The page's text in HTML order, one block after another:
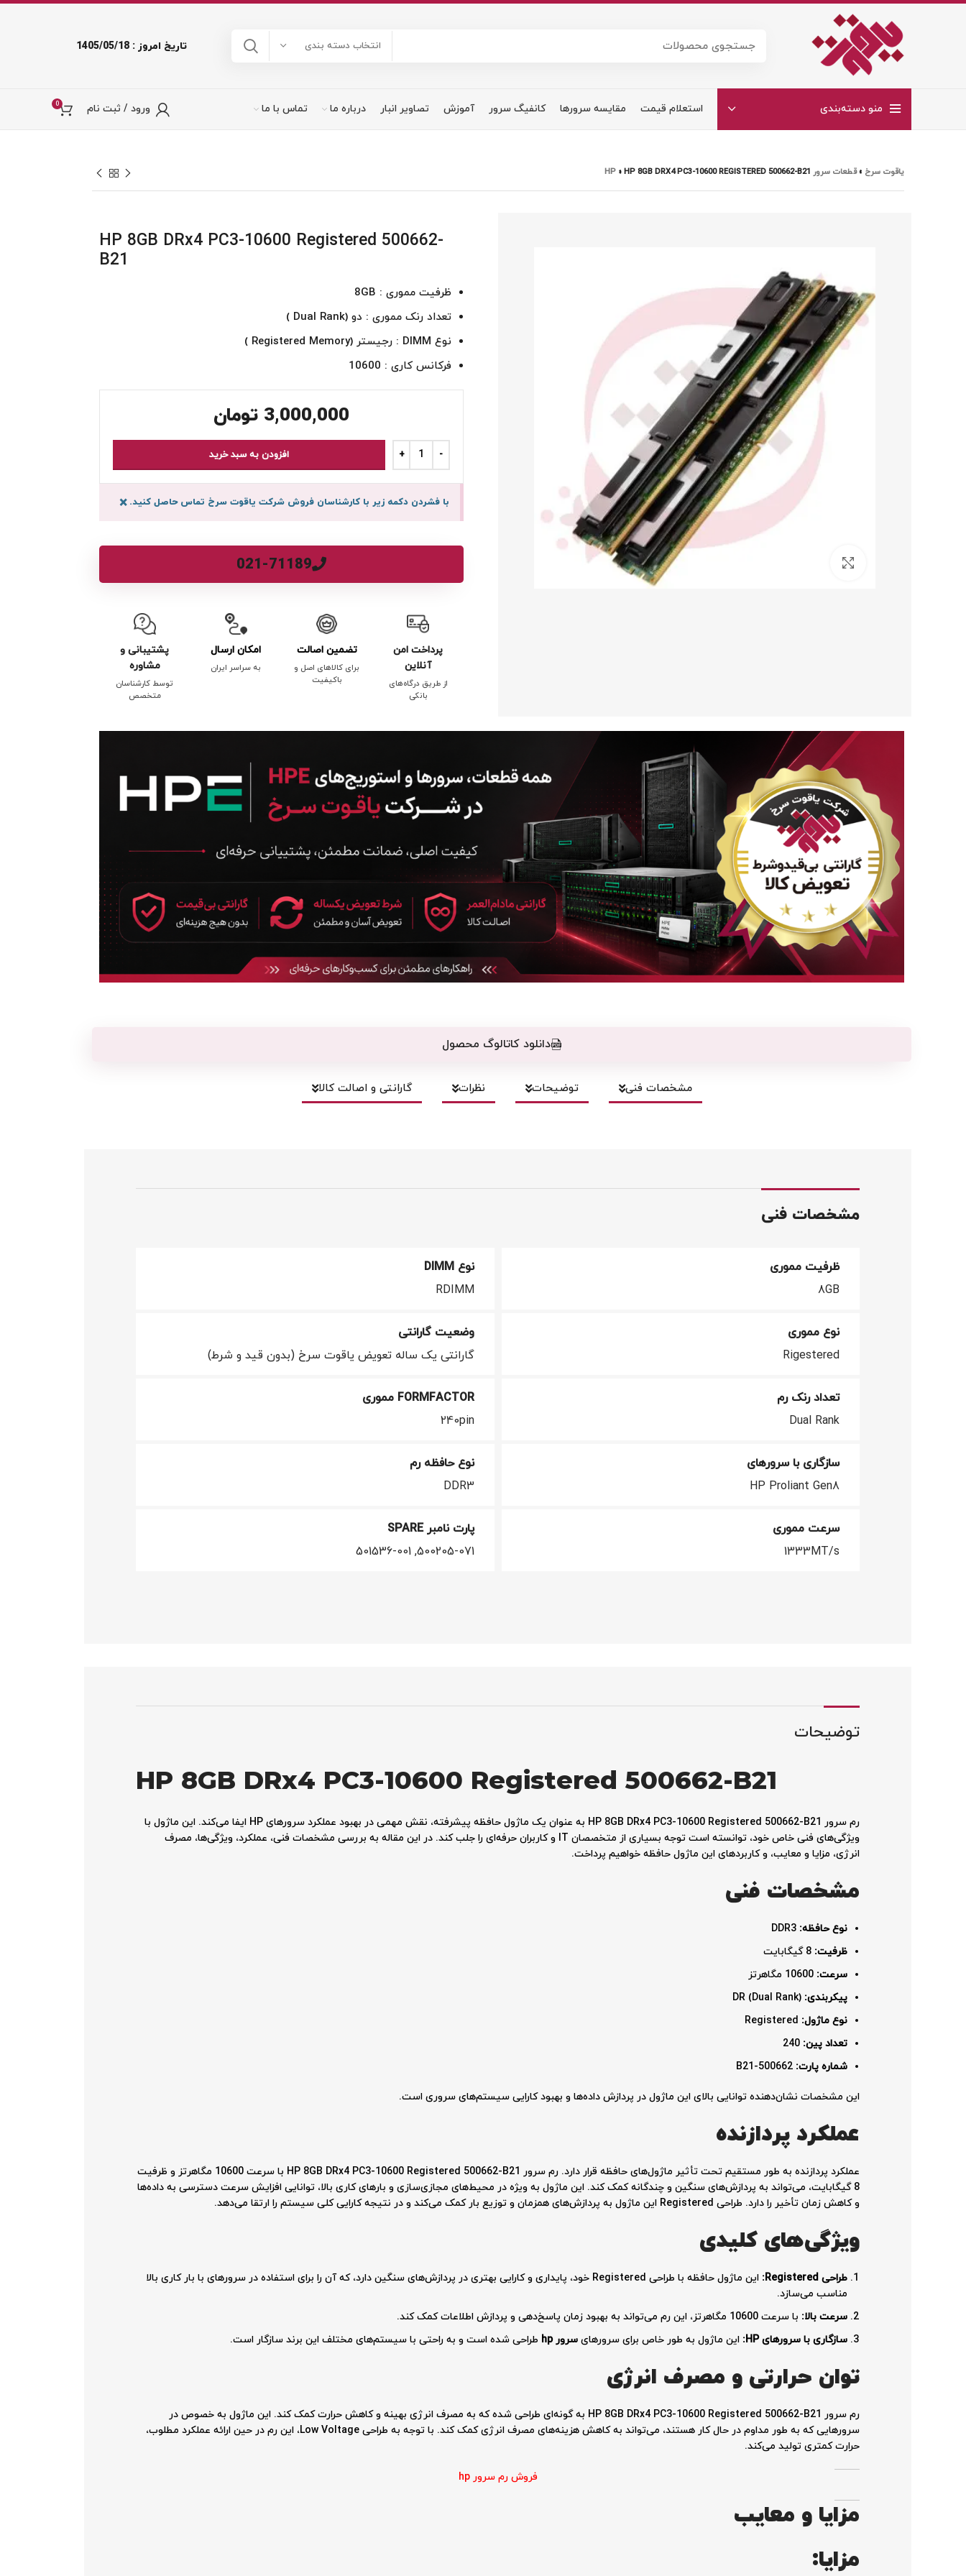
انتخاب دسته بندی تاریخ امروز : 1405/05/18
منو دسته‌بندی استعلام قیمت مقایسه سرورها کانفیگ سرور آموزش تصاویر انبار درباره ما تماس با ما ورود / ثبت نام 0
یاقوت سرخ »قطعات سرور HP »HP 8GB DRX4 PC3-10600 REGISTERED 500662-B21
HP 8GB DRx4 PC3-10600 Registered 500662-
B21
ظرفیت مموری : 8GB
تعداد رنک مموری : دو (Dual Rank )
نوع DIMM : رجیستر (Registered Memory )
فرکانس کاری : 10600
3,000,000 تومان
افزودن به سبد خرید
با فشردن دکمه زیر با کارشناسان فروش شرکت یاقوت سرخ تماس حاصل کنید.×
021-71189
پرداخت امن
آنلاین
از طریق درگاه‌های
بانکی
تضمین اصالت
برای کالاهای اصل و
باکیفیت
امکان ارسال
به سراسر ایران
پشتیبانی و
مشاوره
توسط کارشناسان
متخصص
دانلود کاتالوگ محصول
مشخصات فنی توضیحات نظرات گارانتی و اصالت کالا
مشخصات فنی
ظرفیت مموری
8GB
نوع DIMM
RDIMM
نوع مموری
Rigestered
وضعیت گارانتی
گارانتی یک ساله تعویض یاقوت سرخ (بدون قید و شرط)
تعداد رنک رم
Dual Rank
FORMFACTOR مموری
240pin
سازگاری با سرورهای
HP Proliant Gen8
نوع حافظه رم
DDR3
سرعت مموری
1333MT/s
پارت نامبر SPARE
500205-071, 501536-001
توضیحات
HP 8GB DRx4 PC3-10600 Registered 500662-B21
رم سرور HP 8GB DRx4 PC3-10600 Registered 500662-B21 به عنوان یک ماژول حافظه پیشرفته، نقش مهمی در بهبود عملکرد سرورهای HP ایفا می‌کند. این ماژول با
ویژگی‌های فنی خاص خود، توانسته است توجه بسیاری از متخصصان IT و کاربران حرفه‌ای را جلب کند. در این مقاله به بررسی مشخصات فنی، عملکرد، ویژگی‌ها، مصرف
انرژی، مزایا و معایب، و کاربردهای این ماژول حافظه خواهیم پرداخت.
مشخصات فنی
نوع حافظه:
ظرفیت:
سرعت:
پیکربندی:
نوع ماژول:
تعداد پین:
شماره پارت:
این مشخصات نشان‌دهنده توانایی بالای این ماژول در پردازش داده‌ها و بهبود کارایی سیستم‌های سروری است.
عملکرد پردازنده
عملکرد پردازنده به طور مستقیم تحت تأثیر ماژول‌های حافظه قرار دارد. رم سرور HP 8GB DRx4 PC3-10600 Registered 500662-B21 با سرعت 10600 مگاهرتز و ظرفیت
8 گیگابایت، می‌تواند به پردازش‌های سنگین و چندگانه کمک کند. این ماژول به ویژه در محیط‌های مجازی‌سازی و بارهای کاری بالا، توانایی افزایش سرعت دسترسی به داده‌ها
و کاهش زمان تأخیر را دارد. طراحی Registered این ماژول به پردازش‌های همزمان و توزیع بار کمک می‌کند و در نتیجه کارایی کلی سیستم را ارتقا می‌دهد.
ویژگی‌های کلیدی
طراحی
این ماژول حافظه با طراحی Registered خود، پایداری و کارایی بهتری در پردازش‌های سنگین دارد، که آن را برای استفاده در سرورهای با بار کاری بالا
مناسب می‌سازد.
سرعت بالا: با سرعت 10600 مگاهرتز، این رم می‌تواند به بهبود زمان پاسخ‌دهی و پردازش اطلاعات کمک کند.
سازگاری با سرورهایHP: این ماژول به طور خاص برای سرورهای سرور hp طراحی شده است و به راحتی با سیستم‌های مختلف این برند سازگار است.
توان حرارتی و مصرف انرژی
رم سرور HP 8GB DRx4 PC3-10600 Registered 500662-B21 به گونه‌ای طراحی شده که به مصرف انرژی بهینه و کاهش حرارت کمک کند. این ماژول به خصوص در
سرورهایی که به طور مداوم در حال کار هستند، می‌تواند به کاهش هزینه‌های مصرف انرژی کمک کند. با توجه به طراحی Low Voltage، این رم در حین ارائه عملکرد مطلوب،
حرارت کمتری تولید می‌کند.
فروش رم سرور hp
مزایا و معایب
مزایا: